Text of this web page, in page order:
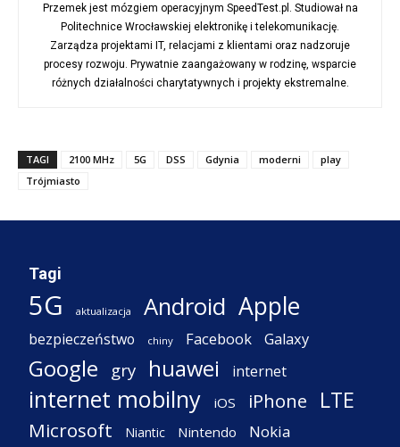
Przemek jest mózgiem operacyjnym SpeedTest.pl. Studiował na
Politechnice Wrocławskiej elektronikę i telekomunikację.
Zarządza projektami IT, relacjami z klientami oraz nadzoruje
procesy rozwoju. Prywatnie zaangażowany w rodzinę, wsparcie
różnych działalności charytatywnych i projekty ekstremalne.
TAGI 2100 MHz 5G DSS Gdynia moderni
play
Trójmiasto
Tagi
5G aktualizacja Android Apple
bezpieczeństwo chiny Facebook Galaxy
Google gry huawei internet
internet mobilny iOS iPhone LTE
Microsoft Niantic Nintendo Nokia